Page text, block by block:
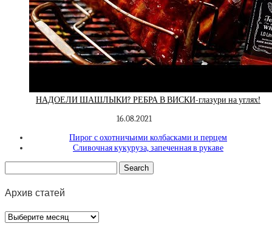
НАДОЕЛИ ШАШЛЫКИ? РЕБРА В ВИСКИ-глазури на углях!
16.08.2021
Пирог с охотничьими колбасками и перцем
Сливочная кукуруза, запеченная в рукаве
Архив статей
Архив
статей